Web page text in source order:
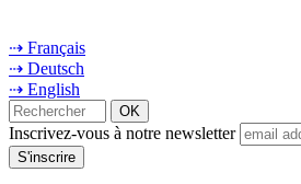
⇢ Français
⇢ Deutsch
⇢ English
Inscrivez-vous à notre newsletter